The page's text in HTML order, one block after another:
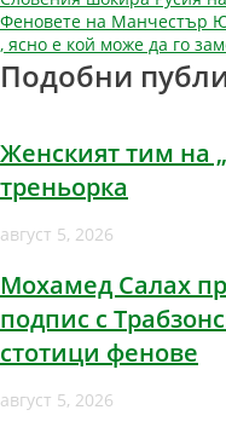
Феновете на Манчестър
, ясно е кой може да го
Подобни
Женският тим на
треньорка
август 5, 2026
Мохамед Салах
подпис с
стотици фенове
август 5, 2026